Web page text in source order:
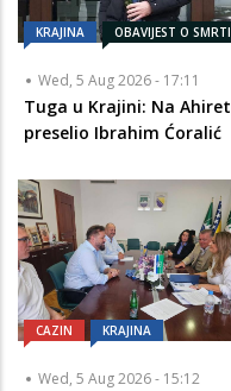
KRAJINA OBAVIJEST O SMRTI
Wed, 5 Aug 2026 - 17:11
Tuga u Krajini: Na Ahiret
preselio Ibrahim Ćoralić
CAZIN KRAJINA
Wed, 5 Aug 2026 - 15:12